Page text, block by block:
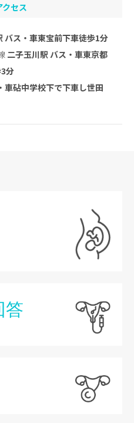
セス
バス・車東宝前下車徒歩1分
二子玉川駅 バス・車東京都
分
車砧中学校下で下車し世田
答